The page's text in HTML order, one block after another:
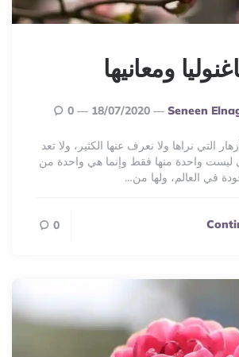
ومعانيها
Seneen
18/07/2020
0
التي نراها ولا نعرف عنها الكثير، ولا تعد
ليست واحدة منها فقط وإنما هي واحدة من
في العالم، ولها من…
0